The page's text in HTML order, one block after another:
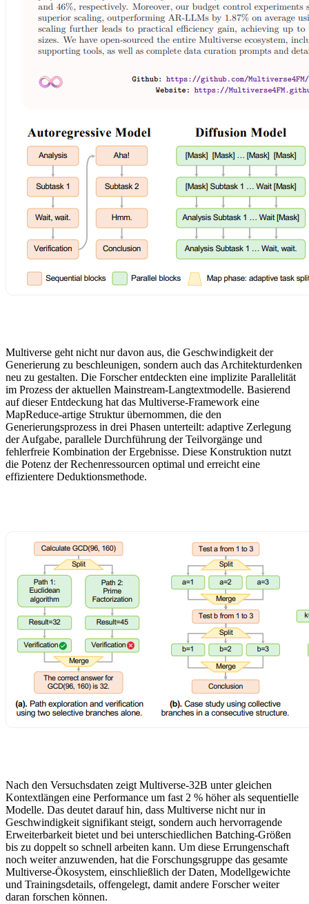
Multiverse geht nicht nur davon aus, die Geschwindigkeit der
Generierung zu beschleunigen, sondern auch das Architekturdenken
neu zu gestalten. Die Forscher entdeckten eine implizite Parallelität
im Prozess der aktuellen Mainstream-Langtextmodelle. Basierend
auf dieser Entdeckung hat das Multiverse-Framework eine
MapReduce-artige Struktur übernommen, die den
Generierungsprozess in drei Phasen unterteilt: adaptive Zerlegung
der Aufgabe, parallele Durchführung der Teilvorgänge und
fehlerfreie Kombination der Ergebnisse. Diese Konstruktion nutzt
die Potenz der Rechenressourcen optimal und erreicht eine
effizientere Deduktionsmethode.
Nach den Versuchsdaten zeigt Multiverse-32B unter gleichen
Kontextlängen eine Performance um fast 2 % höher als sequentielle
Modelle. Das deutet darauf hin, dass Multiverse nicht nur in
Geschwindigkeit signifikant steigt, sondern auch hervorragende
Erweiterbarkeit bietet und bei unterschiedlichen Batching-Größen
bis zu doppelt so schnell arbeiten kann. Um diese Errungenschaft
noch weiter anzuwenden, hat die Forschungsgruppe das gesamte
Multiverse-Ökosystem, einschließlich der Daten, Modellgewichte
und Trainingsdetails, offengelegt, damit andere Forscher weiter
daran forschen können.